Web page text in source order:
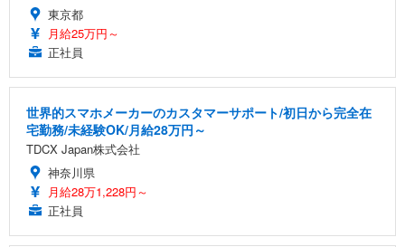
東京都
月給25万円～
正社員
世界的スマホメーカーのカスタマーサポート/初日から完全在
宅勤務/未経験OK/月給28万円～
TDCX Japan株式会社
神奈川県
月給28万1,228円～
正社員